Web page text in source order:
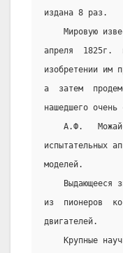
издана 8 раз.
Мировую
апреля  1825г.
изобретении им
а  затем
нашедшего очень
А.Ф.
испытательных
моделей.
Выдающееся
из  пионеров
двигателей.
Крупные